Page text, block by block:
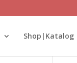
Shop|Katalog